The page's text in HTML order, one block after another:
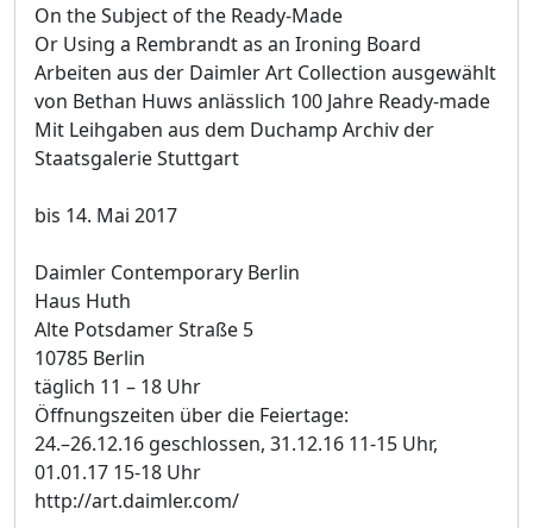
On the Subject of the Ready-Made
Or Using a Rembrandt as an Ironing Board
Arbeiten aus der Daimler Art Collection ausgewählt
von Bethan Huws anlässlich 100 Jahre Ready-made
Mit Leihgaben aus dem Duchamp Archiv der
Staatsgalerie Stuttgart
bis 14. Mai 2017
Daimler Contemporary Berlin
Haus Huth
Alte Potsdamer Straße 5
10785 Berlin
täglich 11 – 18 Uhr
Öffnungszeiten über die Feiertage:
24.–26.12.16 geschlossen, 31.12.16 11-15 Uhr,
01.01.17 15-18 Uhr
http://art.daimler.com/